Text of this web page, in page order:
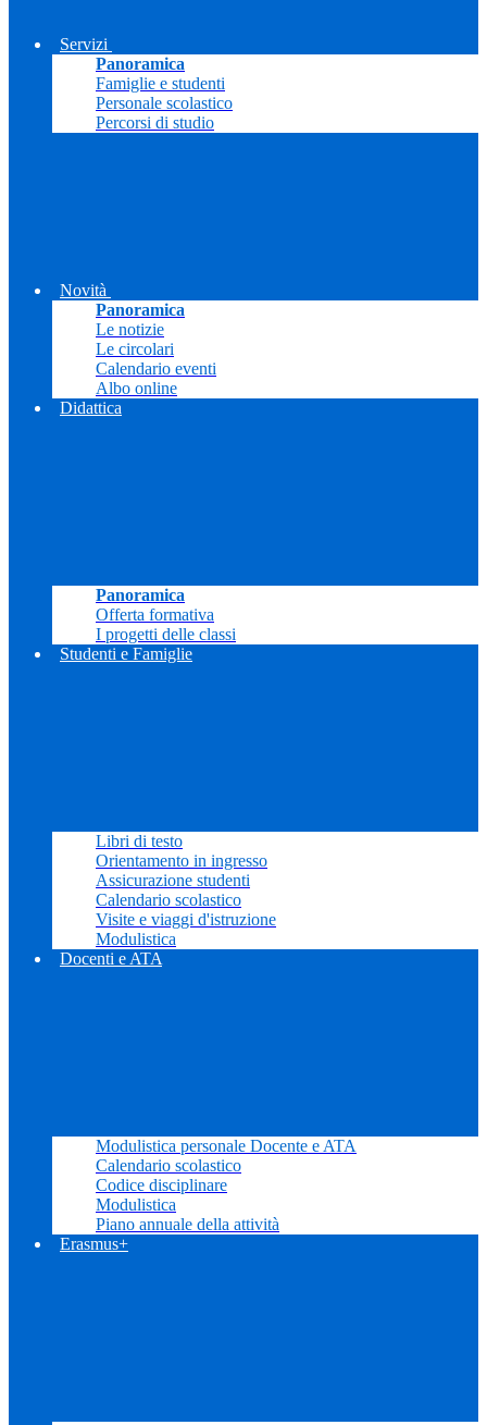
Servizi
Panoramica
Famiglie e studenti
Personale scolastico
Percorsi di studio
Novità
Panoramica
Le notizie
Le circolari
Calendario eventi
Albo online
Didattica
Panoramica
Offerta formativa
I progetti delle classi
Studenti e Famiglie
Libri di testo
Orientamento in ingresso
Assicurazione studenti
Calendario scolastico
Visite e viaggi d'istruzione
Modulistica
Docenti e ATA
Modulistica personale Docente e ATA
Calendario scolastico
Codice disciplinare
Modulistica
Piano annuale della attività
Erasmus+